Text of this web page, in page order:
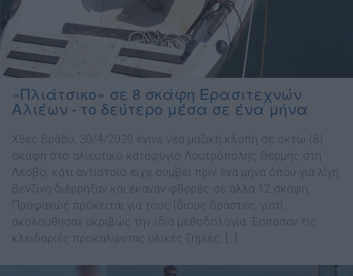
«Πλιάτσικο» σε 8 σκάφη Ερασιτεχνών
Αλιέων - το δεύτερο μέσα σε ένα μήνα
Χθες βράδυ, 30/4/2020 έγινε νέα μαζική κλοπή σε οκτώ (8)
σκάφη στο αλιευτικό καταφύγιο Λουτρόπολης Θερμής στη
Λέσβο, κάτι αντίστοιο είχε συμβεί πριν ένα μήνα όπου για λίγη
βενζίνη διέρρηξαν και έκαναν φθορές σε άλλα 12 σκάφη.
Προφανώς πρόκειται για τους ίδιους δράστες, γιατί
ακολούθησαν ακριβώς την ίδια μεθοδολογία. Έσπασαν τις
κλειδαριές προκαλώντας υλικές ζημιές, […]